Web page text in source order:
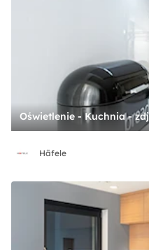
Oświetlenie - Kuchnia -
Häfele